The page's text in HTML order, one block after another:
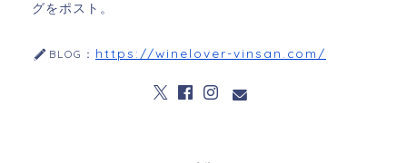
グをポスト。
BLOG： https://winelover-vinsan.com/